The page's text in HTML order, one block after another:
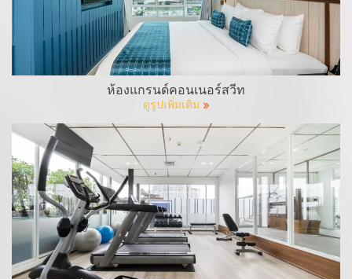
ห้องแกรนด์คอนเนอร์สวีท
ดูรูปเพิ่มเติม